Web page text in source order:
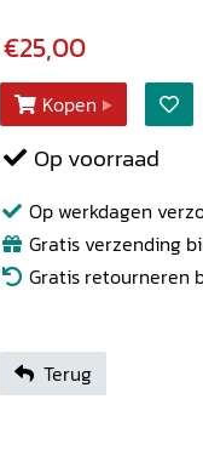
€25,00
Kopen
Op voorraad
Op werkdagen
Gratis verzending
Gratis retourneren
Terug